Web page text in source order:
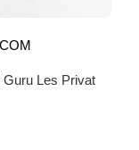
Guru Les Privat